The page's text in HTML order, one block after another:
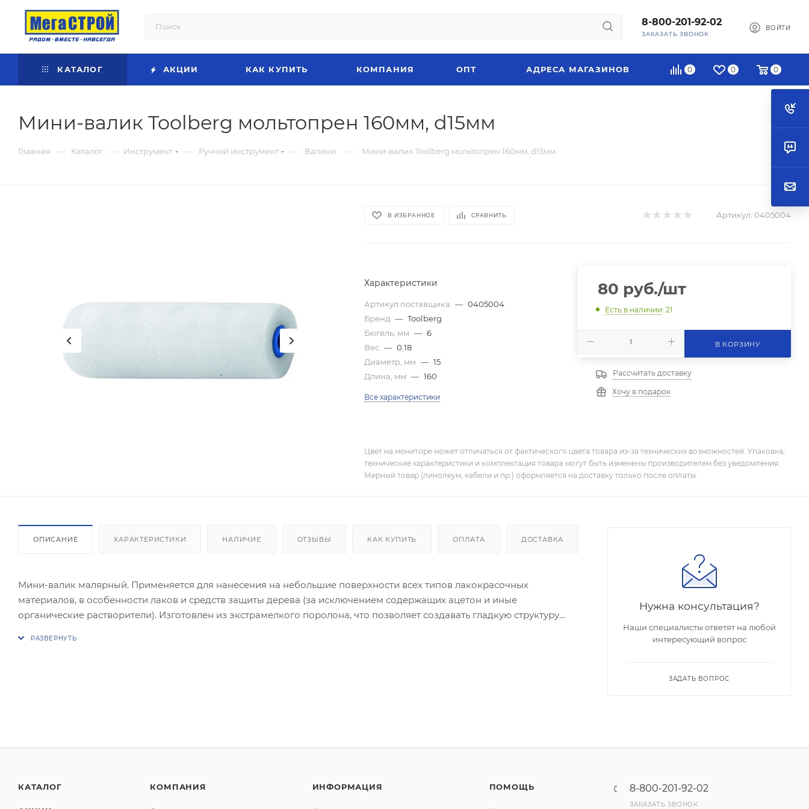
8-800-201-92-02
ЗАКАЗАТЬ ЗВОНОК
ВОЙТИ
0 0 0
КАТАЛОГ АКЦИИ КАК КУПИТЬ КОМПАНИЯ ОПТ АДРЕСА МАГАЗИНОВ
Мини-валик Toolberg мольтопрен 160мм, d15мм
Главная — Каталог — Инструмент — Ручной инструмент — Валики — Мини-валик Toolberg мольтопрен 160мм, d15мм
В ИЗБРАННОЕ СРАВНИТЬ Артикул: 0405004
Характеристики
Артикул поставщика — 0405004
Бренд — Toolberg
Бюгель, мм — 6
Вес — 0.18
Диаметр, мм — 15
Длина, мм — 160
Все характеристики
80 руб./шт
Есть в наличии: 21
В КОРЗИНУ
Рассчитать доставку
Хочу в подарок
Цвет на мониторе может отличаться от фактического цвета товара из-за технических возможностей. Упаковка,
технические характеристики и комплектация товара могут быть изменены производителем без уведомления.
Мерный товар (линолеум, кабели и пр.) оформляется на доставку только после оплаты.
ОПИСАНИЕ ХАРАКТЕРИСТИКИ НАЛИЧИЕ ОТЗЫВЫ КАК КУПИТЬ ОПЛАТА ДОСТАВКА
Мини-валик малярный. Применяется для нанесения на небольшие поверхности всех типов лакокрасочных
материалов, в особенности лаков и средств защиты дерева (за исключением содержащих ацетон и иные
органические растворители). Изготовлен из экстрамелкого поролона, что позволяет создавать гладкую структуру
Нужна консультация?
Наши специалисты ответят на любой
интересующий вопрос
ЗАДАТЬ ВОПРОС
КАТАЛОГ КОМПАНИЯ ИНФОРМАЦИЯ ПОМОЩЬ 8-800-201-92-02
ЗАКАЗАТЬ ЗВОНОК